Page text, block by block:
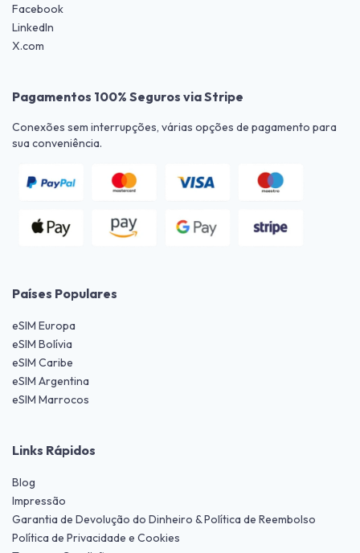
Facebook
LinkedIn
X.com
Pagamentos 100% Seguros via Stripe
Conexões sem interrupções, várias opções de pagamento para
sua conveniência.
Países Populares
eSIM Europa
eSIM Bolívia
eSIM Caribe
eSIM Argentina
eSIM Marrocos
Links Rápidos
Blog
Impressão
Garantia de Devolução do Dinheiro & Política de Reembolso
Política de Privacidade e Cookies